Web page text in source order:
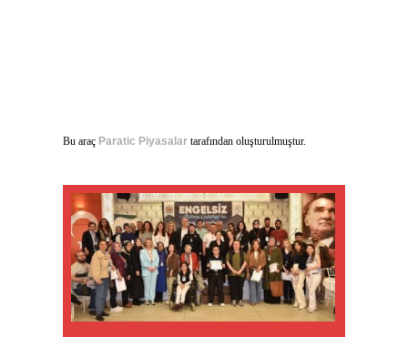
Bu araç Paratic Piyasalar tarafından oluşturulmuştur.